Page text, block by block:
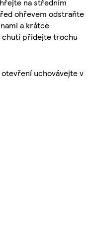
na středním
ohřevem odstraňte
a krátce
chuti přidejte trochu
uchovávejte v